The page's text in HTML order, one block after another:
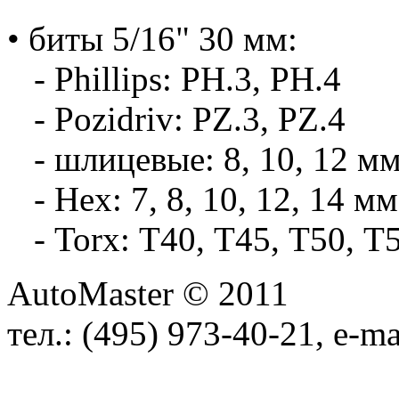
• биты 5/16" 30 мм:
- Phillips: PH.3, PH.4
- Pozidriv: PZ.3, PZ.4
- шлицевые: 8, 10, 12
- Hex: 7, 8, 10, 12, 14 мм
- Torx: Т40, Т45, Т50,
AutoMaster © 2011
тел.: (495) 973-40-21, e-